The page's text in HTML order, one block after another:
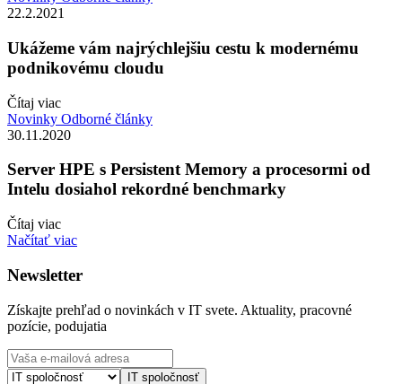
22.2.2021
Ukážeme vám najrýchlejšiu cestu k modernému
podnikovému cloudu
Čítaj viac
Novinky Odborné články
30.11.2020
Server HPE s Persistent Memory a procesormi od
Intelu dosiahol rekordné benchmarky
Čítaj viac
Načítať viac
Newsletter
Získajte prehľad o novinkách v IT svete. Aktuality, pracovné
pozície, podujatia
IT spoločnosť